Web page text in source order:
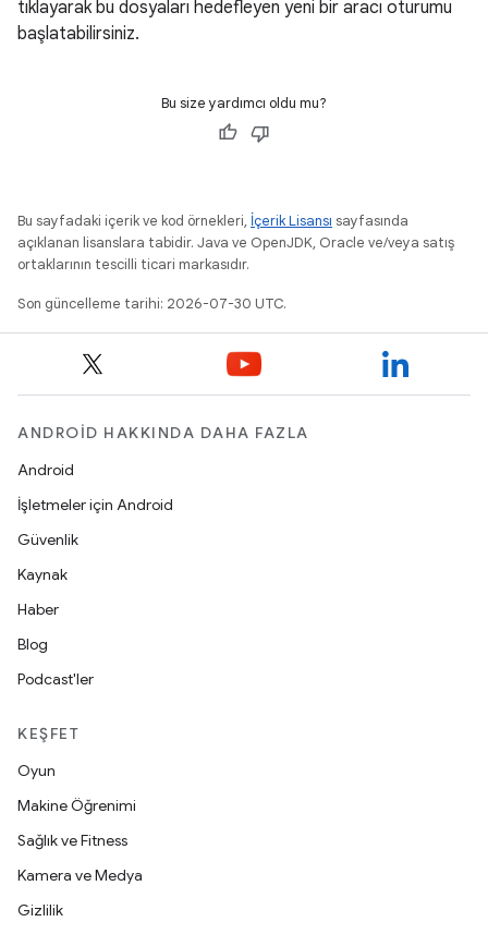
tıklayarak bu dosyaları hedefleyen yeni bir aracı oturumu
başlatabilirsiniz.
Bu size yardımcı oldu mu?
Bu sayfadaki içerik ve kod örnekleri, İçerik Lisansı sayfasında
açıklanan lisanslara tabidir. Java ve OpenJDK, Oracle ve/veya satış
ortaklarının tescilli ticari markasıdır.
Son güncelleme tarihi: 2026-07-30 UTC.
ANDROID HAKKINDA DAHA FAZLA
Android
İşletmeler için Android
Güvenlik
Kaynak
Haber
Blog
Podcast'ler
KEŞFET
Oyun
Makine Öğrenimi
Sağlık ve Fitness
Kamera ve Medya
Gizlilik